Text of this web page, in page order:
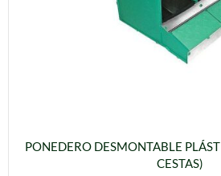
PONEDERO DESMONTABLE
CESTAS)